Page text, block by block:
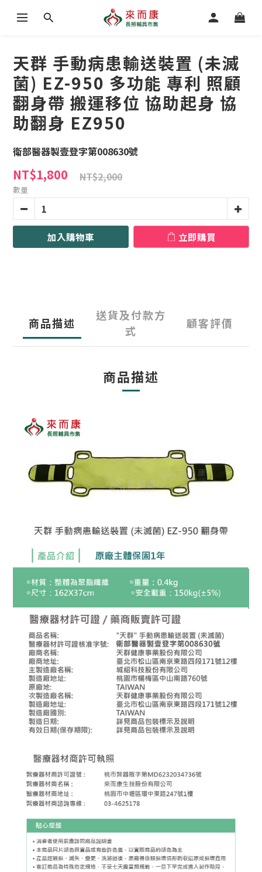
天群 手動病患輸送裝置 (未滅
菌) EZ-950 多功能 專利 照顧
翻身帶 搬運移位 協助起身 協
助翻身 EZ950
衛部醫器製壹登字第008630號
NT$1,800 NT$2,000
數量
加入購物車 立即購買
商品描述
送貨及付款方
式
顧客評價
商品描述